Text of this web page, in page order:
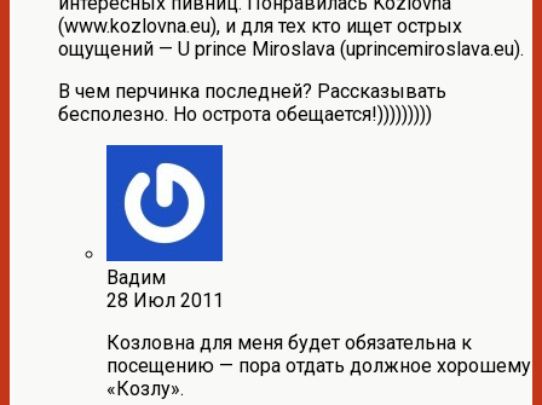
(www.kozlovna.eu), и для тех кто ищет острых
ощущений — U prince Miroslava (uprincemiroslava.eu).
В чем перчинка последней? Рассказывать
бесполезно. Но острота обещается!)))))))))
Вадим
28 Июл 2011
Козловна для меня будет обязательна к
посещению — пора отдать должное хорошему
«Козлу».